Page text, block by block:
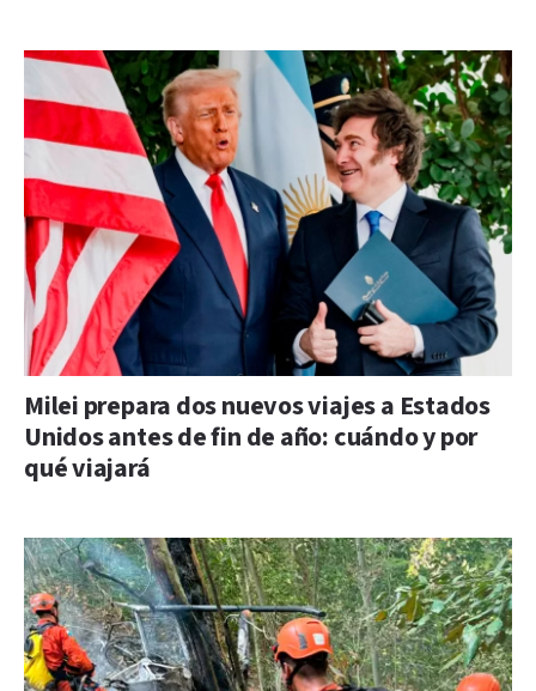
Milei prepara dos nuevos viajes a Estados
Unidos antes de fin de año: cuándo y por
qué viajará